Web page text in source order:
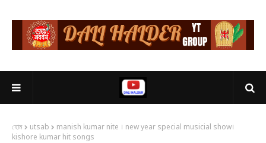
হোম utsab
manish kumar nite । new year special musicial show।
kishore kumar hit songs